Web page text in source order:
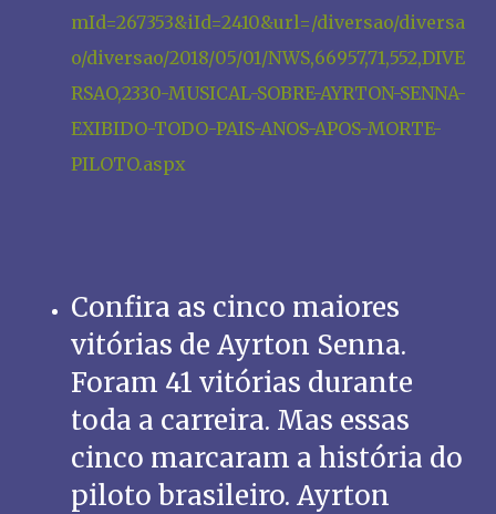
mId=267353&iId=2410&url=/diversao/diversa
o/diversao/2018/05/01/NWS,66957,71,552,DIVE
RSAO,2330-MUSICAL-SOBRE-AYRTON-SENNA-
EXIBIDO-TODO-PAIS-ANOS-APOS-MORTE-
PILOTO.aspx
Confira as cinco maiores
vitórias de Ayrton Senna.
Foram 41 vitórias durante
toda a carreira. Mas essas
cinco marcaram a história do
piloto brasileiro. Ayrton